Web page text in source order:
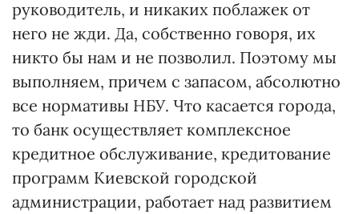
руководитель, и никаких поблажек от
него не жди. Да, собственно говоря, их
никто бы нам и не позволил. Поэтому мы
выполняем, причем с запасом, абсолютно
все нормативы НБУ. Что касается города,
то банк осуществляет комплексное
кредитное обслуживание, кредитование
программ Киевской городской
администрации, работает над развитием